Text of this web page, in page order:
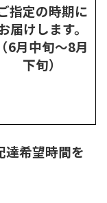
指定の時期に
届けします。
（6月中旬～8月
下旬）
希望時間を